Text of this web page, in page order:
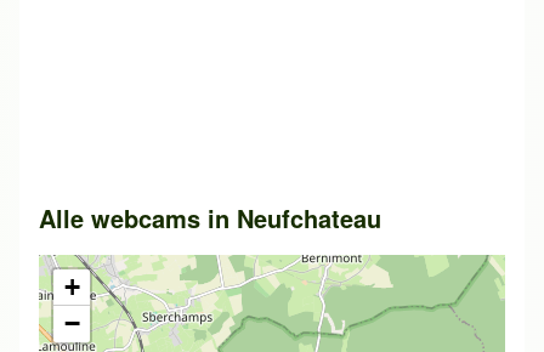
Alle webcams in Neufchateau
+
−